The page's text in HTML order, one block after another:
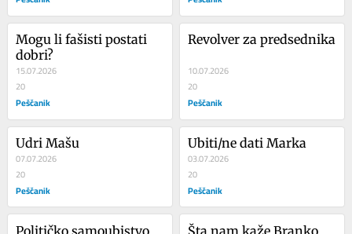
Mogu li fašisti postati
dobri?
15.07.2026
20
Peščanik
Revolver za predsednika
10.07.2026
20
Peščanik
Udri Mašu
07.07.2026
20
Peščanik
Ubiti/ne dati Marka
03.07.2026
20
Peščanik
Političko samoubistvo
Šta nam kaže Branko